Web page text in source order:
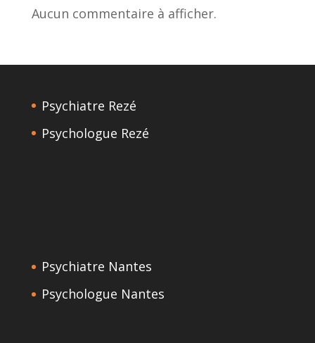
Aucun commentaire à afficher.
Psychiatre Rezé
Psychologue Rezé
Psychiatre Nantes
Psychologue Nantes